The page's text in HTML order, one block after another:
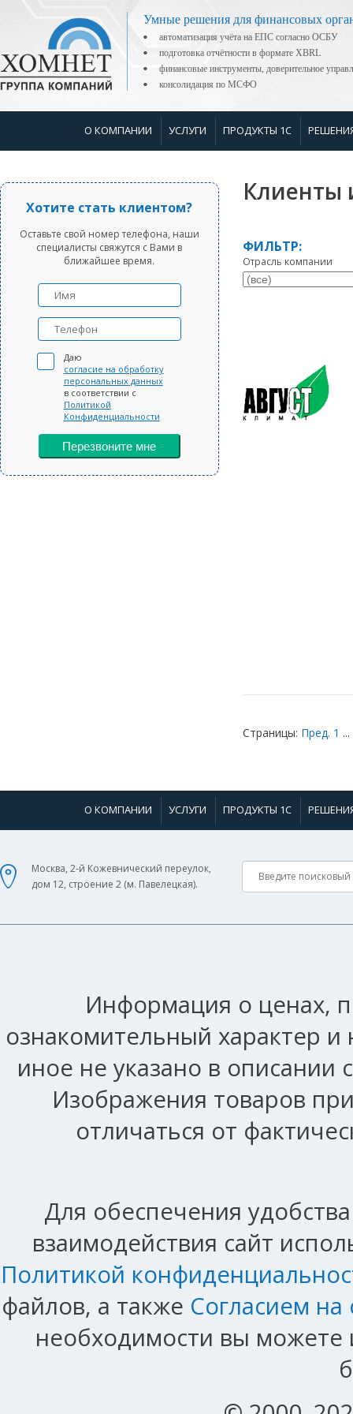
Умные решения для финансовых
автоматизация учёта на ЕПС согласно ОСБУ
подготовка отчётности в формате XBRL
финансовые инструменты, доверительное
консолидация по МСФО
О КОМПАНИИ УСЛУГИ ПРОДУКТЫ 1С
Хотите стать клиентом?
Оставьте свой номер телефона, наши
специалисты свяжутся с Вами в
ближайшее время.
Даю
согласие на обработку
персональных данных
в соответствии с
Политикой
Конфиденциальности
Перезвоните мне
Клиенты
ФИЛЬТР:
Отрасль компании
Страницы: Пред. 1 ...
О КОМПАНИИ УСЛУГИ ПРОДУКТЫ 1С
Москва, 2-й Кожевнический переулок,
дом 12, строение 2 (м. Павелецкая).
Информация о ценах,
ознакомительный характер
иное не указано в описании
Изображения товаров
отличаться от
Для обеспечения
взаимодействия сайт
Политикой
файлов, а также Согласием
необходимости вы можете